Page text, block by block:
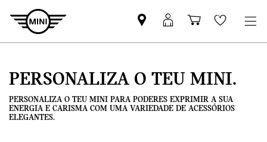
Pesquisar
parceiro
Iniciar
sessão
Carrinho
de
Wishlist
PERSONALIZA O TEU MINI.
PERSONALIZA O TEU MINI PARA PODERES EXPRIMIR A SUA
ENERGIA E CARISMA COM UMA VARIEDADE DE ACESSÓRIOS
ELEGANTES.